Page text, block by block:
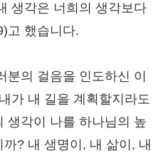
생각은 너희의 생각보다
고 했습니다.
의 걸음을 인도하신 이
가 내 길을 계획할지라도
생각이 나를 하나님의 높
? 내 생명이, 내 삶이, 내